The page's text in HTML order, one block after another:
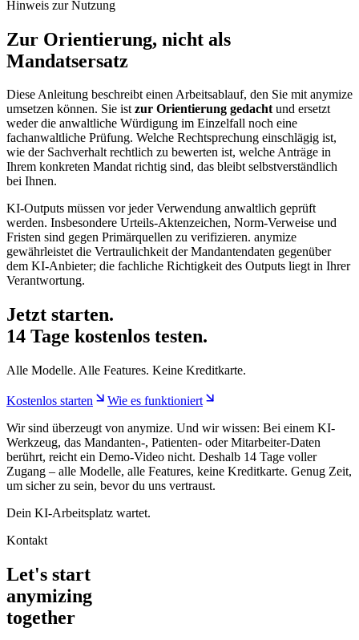
Hinweis zur Nutzung
Zur Orientierung, nicht als
Mandatsersatz
Diese Anleitung beschreibt einen Arbeitsablauf, den Sie mit anymize
umsetzen können. Sie istzur Orientierung gedachtund ersetzt
weder die anwaltliche Würdigung im Einzelfall noch eine
fachanwaltliche Prüfung. Welche Rechtsprechung einschlägig ist,
wie der Sachverhalt rechtlich zu bewerten ist, welche Anträge in
Ihrem konkreten Mandat richtig sind, das bleibt selbstverständlich
bei Ihnen.
KI-Outputs müssen vor jeder Verwendung anwaltlich geprüft
werden. Insbesondere Urteils-Aktenzeichen, Norm-Verweise und
Fristen sind gegen Primärquellen zu verifizieren. anymize
gewährleistet die Vertraulichkeit der Mandantendaten gegenüber
dem KI-Anbieter; die fachliche Richtigkeit des Outputs liegt in Ihrer
Verantwortung.
Jetzt starten.
14 Tage kostenlos testen.
Alle Modelle. Alle Features. Keine Kreditkarte.
Kostenlos starten
Wie es funktioniert
Wir sind überzeugt von anymize. Und wir wissen: Bei einem KI-
Werkzeug, das Mandanten-, Patienten- oder Mitarbeiter-Daten
berührt, reicht ein Demo-Video nicht. Deshalb 14 Tage voller
Zugang – alle Modelle, alle Features, keine Kreditkarte. Genug Zeit,
um sicher zu sein, bevor du uns vertraust.
Dein KI-Arbeitsplatz wartet.
Kontakt
Let's start
anymizing
together